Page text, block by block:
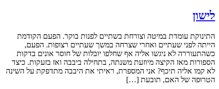
לישון
התינוקת עומדת במיטה וצורחת בשתיים לפנות בוקר. הפעם הקודמת
הייתה לפני שעתיים ואחרי שצרחה במשך שעתיים רצופות. הפעם,
כשהתעוררה לא ניגשו אליה אף שחלפו יובלות של חוסר אונים בדקות
הספורות מאז הקיצה מיוזעת משנתה, בתחילה ביבבה ואז בזעקות. כיצד
לא קמו אליה תיכף? אני המספרת, ראיתי את היבבה מתדפקת על השינה
הטרוּפה של האם, תובעת […]